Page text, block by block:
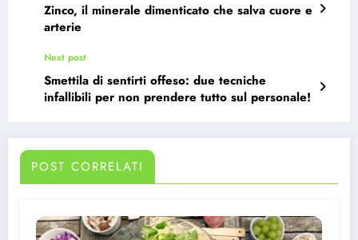
Zinco, il minerale dimenticato che salva cuore e
arterie
Next post
Smettila di sentirti offeso: due tecniche
infallibili per non prendere tutto sul personale!
POST CORRELATI